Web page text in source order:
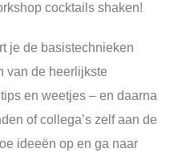
cocktails shaken!
je de basistechnieken
van de heerlijkste
en weetjes – en daarna
of collega’s zelf aan de
ideeën op en ga naar